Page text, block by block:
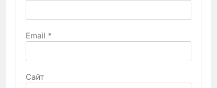
Email *
Сайт